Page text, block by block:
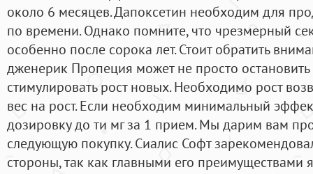
около 6 месяцев. Дапоксетин необходим для
по времени. Однако помните, что чрезмерный
особенно после сорока лет. Стоит обратить
дженерик Пропеция может не просто
стимулировать рост новых. Необходимо рост
вес на рост. Если необходим минимальный
дозировку до ти мг за 1 прием. Мы дарим вам
следующую покупку. Сиалис Софт
стороны, так как главными его преимуществами